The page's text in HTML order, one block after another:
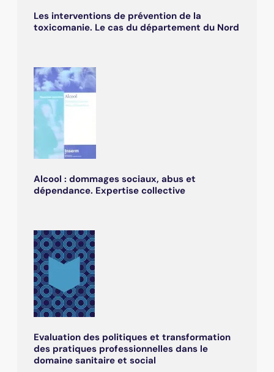
Les interventions de prévention de la
toxicomanie. Le cas du département du Nord
Alcool : dommages sociaux, abus et
dépendance. Expertise collective
Evaluation des politiques et transformation
des pratiques professionnelles dans le
domaine sanitaire et social